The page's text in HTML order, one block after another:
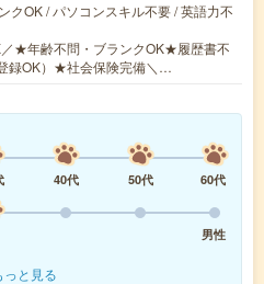
クOK / パソコンスキル不要 / 英語力不
★年齢不問・ブランクOK★履歴書不
録OK）★社会保険完備＼…
40代 50代
60代
男性
っと見る